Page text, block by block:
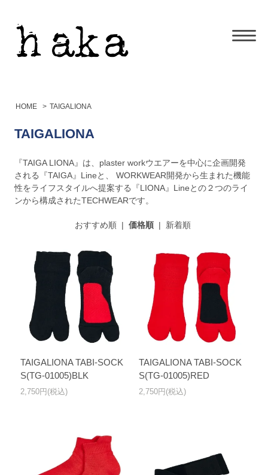
HOME > TAIGALIONA
TAIGALIONA
『TAIGA LIONA』は、plaster workウエアーを中心に企画開発
される『TAIGA』Lineと、 WORKWEAR開発から生まれた機能
性をライフスタイルへ提案する『LIONA』Lineとの２つのライ
ンから構成されたTECHWEARです。
おすすめ順| 価格順| 新着順
TAIGALIONA TABI-SOCK
S(TG-01005)BLK
2,750円(税込)
TAIGALIONA TABI-SOCK
S(TG-01005)RED
2,750円(税込)